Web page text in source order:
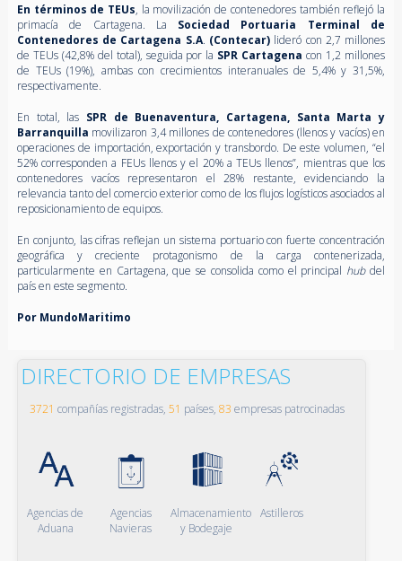
En términos de TEUs, la movilización de contenedores también reflejó la
primacía de Cartagena. La Sociedad Portuaria Terminal de
Contenedores de Cartagena S.A. (Contecar) lideró con 2,7 millones
de TEUs (42,8% del total), seguida por la SPR Cartagenacon 1,2 millones
de TEUs (19%), ambas con crecimientos interanuales de 5,4% y 31,5%,
respectivamente.
En total, las SPR de Buenaventura, Cartagena, Santa Marta y
Barranquilla movilizaron 3,4 millones de contenedores (llenos y vacíos) en
operaciones de importación, exportación y transbordo. De este volumen, “el
52% corresponden a FEUs llenos y el 20% a TEUs llenos”, mientras que los
contenedores vacíos representaron el 28% restante, evidenciando la
relevancia tanto del comercio exterior como de los flujos logísticos asociados al
reposicionamiento de equipos.
En conjunto, las cifras reflejan un sistema portuario con fuerte concentración
geográfica y creciente protagonismo de la carga contenerizada,
particularmente en Cartagena, que se consolida como el principal hubdel
país en este segmento.
Por MundoMaritimo
DIRECTORIO DE EMPRESAS
3721 compañías registradas, 51 países, 83 empresas patrocinadas
Agencias de
Aduana
Agencias
Navieras
Almacenamiento
y Bodegaje
Astilleros